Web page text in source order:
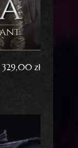
329,00 zł